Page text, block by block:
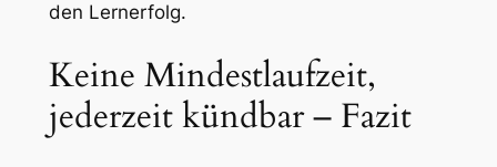
den Lernerfolg.
Keine Mindestlaufzeit,
jederzeit kündbar – Fazit